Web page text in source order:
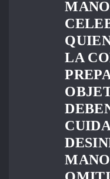
LA